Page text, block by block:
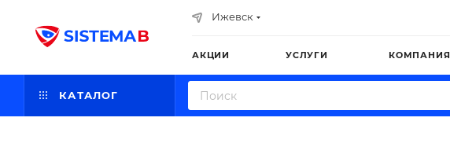
Ижевск
АКЦИИ УСЛУГИ КОМПАНИЯ
КАТАЛОГ